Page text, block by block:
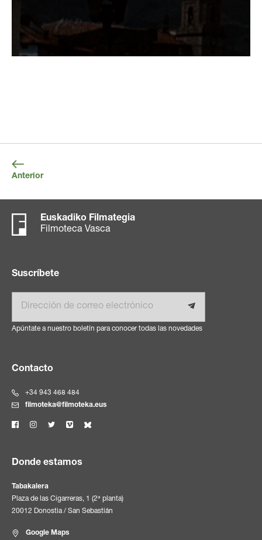
Anterior
Euskadiko Filmategia
Filmoteca Vasca
Suscríbete
Apúntate a nuestro boletín para conocer todas las novedades
Contacto
+34 943 468 484
filmoteka@filmoteka.eus
Donde estamos
Tabakalera
Plaza de las Cigarreras, 1 (2ª planta)
20012 Donostia / San Sebastián
Google Maps